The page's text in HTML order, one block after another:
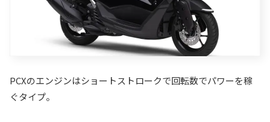
PCXのエンジンはショートストロークで回転数でパワーを稼
ぐタイプ。